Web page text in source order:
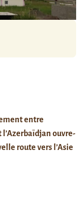
entre
l’Azerbaïdjan ouvre-
route vers l’Asie